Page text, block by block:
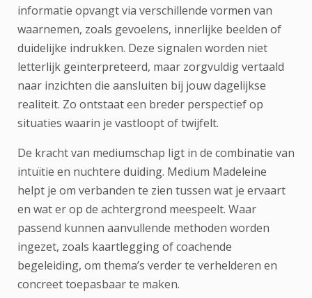
informatie opvangt via verschillende vormen van
waarnemen, zoals gevoelens, innerlijke beelden of
duidelijke indrukken. Deze signalen worden niet
letterlijk geïnterpreteerd, maar zorgvuldig vertaald
naar inzichten die aansluiten bij jouw dagelijkse
realiteit. Zo ontstaat een breder perspectief op
situaties waarin je vastloopt of twijfelt.
De kracht van mediumschap ligt in de combinatie van
intuïtie en nuchtere duiding. Medium Madeleine
helpt je om verbanden te zien tussen wat je ervaart
en wat er op de achtergrond meespeelt. Waar
passend kunnen aanvullende methoden worden
ingezet, zoals kaartlegging of coachende
begeleiding, om thema’s verder te verhelderen en
concreet toepasbaar te maken.